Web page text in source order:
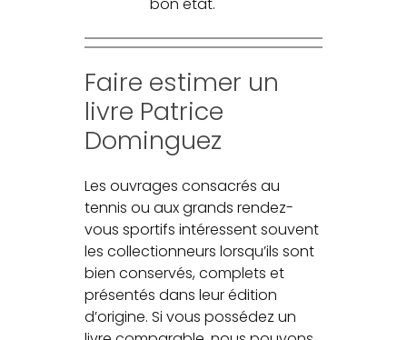
Faire estimer un
livre Patrice
Dominguez
Les ouvrages consacrés au
tennis ou aux grands rendez-
vous sportifs intéressent souvent
les collectionneurs lorsqu’ils sont
bien conservés, complets et
présentés dans leur édition
d’origine. Si vous possédez un